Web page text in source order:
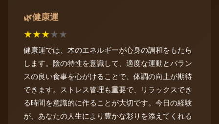
🌿健康運
★★★★★
健康運では、木のエネルギーが心身の調和をもたら
します。陰の特性を意識して、適度な運動とバラン
スの良い食事を心がけることで、体調の向上が期待
できます。ストレス管理も重要で、リラックスでき
る時間を意識的に作ることが大切です。今日の経験
が、あなたの人生により豊かな彩りを添えてくれる